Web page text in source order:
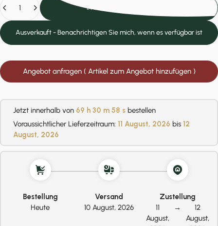
In den Einkaufswagen legen
Ausverkauft - Benachrichtigen Sie mich, wenn es verfügbar ist
Angebot anfragen ( Artikel zum Angebot hinzufügen )
Jetzt innerhalb von 69 h 30 m 57 s bestellen
Voraussichtlicher Lieferzeitraum: 11 August, 2026 bis 12
August, 2026
Bestellung
Heute
Versand
10 August, 2026
Zustellung
11
August,
→
12
August,